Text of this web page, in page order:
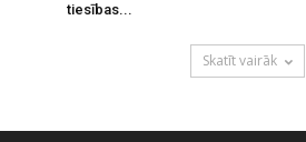
tiesības...
Skatīt vairāk